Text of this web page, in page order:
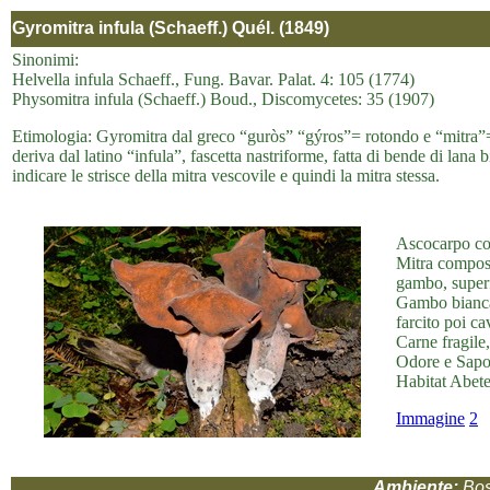
Gyromitra infula (Schaeff.) Quél. (1849)
Sinonimi:
Helvella infula Schaeff., Fung. Bavar. Palat. 4: 105 (1774)
Physomitra infula (Schaeff.) Boud., Discomycetes: 35 (1907)
Etimologia: Gyromitra dal greco “guròs” “gýros”= rotondo e
deriva dal latino “infula”, fascetta nastriforme, fatta di bende di lana
indicare le strisce della mitra vescovile e quindi la mitra stessa.
Ascocarpo
Mitra
gambo,
Gambo
farcito poi
Carne
Odore e
Habitat
Immagine 2